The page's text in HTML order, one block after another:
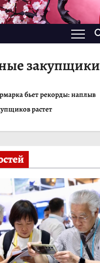
закупщики
бьет рекорды: наплыв
растет